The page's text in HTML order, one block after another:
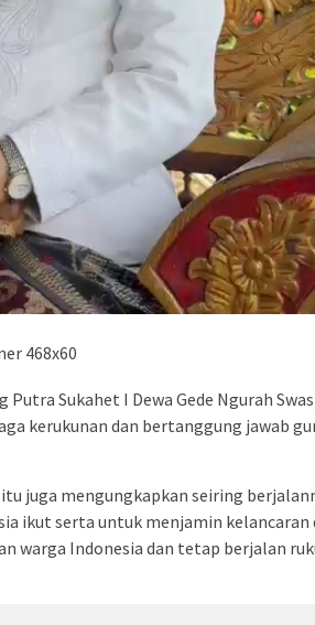
Sukahet I Dewa Gede Ngurah
kerukunan dan bertanggung jawab
juga mengungkapkan seiring
ikut serta untuk menjamin kelancaran
warga Indonesia dan tetap berjalan